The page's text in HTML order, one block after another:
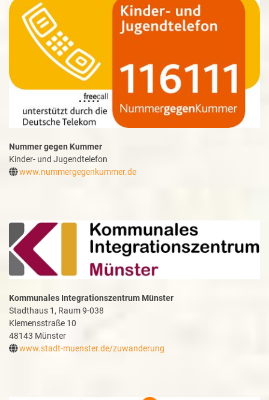
Nummer gegen Kummer
Kinder- und Jugendtelefon
www.nummergegenkummer.de
Kommunales Integrationszentrum Münster
Stadthaus 1, Raum 9-038
Klemensstraße 10
48143 Münster
www.stadt-muenster.de/zuwanderung